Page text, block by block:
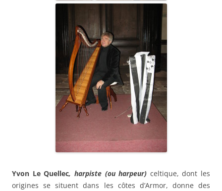
Yvon Le Quellec, harpiste (ou harpeur) celtique, dont les
origines se situent dans les côtes d’Armor, donne des